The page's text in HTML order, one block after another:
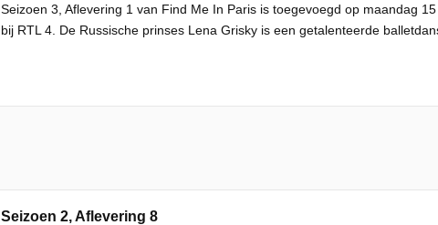
Seizoen 3, Aflevering 1 van Find Me In Paris is toegevoegd op maandag
bij RTL 4. De Russische prinses Lena Grisky is een getalenteerde
Seizoen 2, Aflevering 8